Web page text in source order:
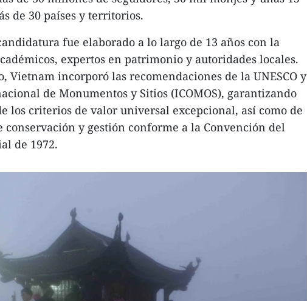
de 30 países y territorios.
fue elaborado a lo largo de 13 años con la
expertos en patrimonio y autoridades locales.
Vietnam incorporó las recomendaciones de la UNESCO y
de Monumentos y Sitios (ICOMOS), garantizando
los criterios de valor universal excepcional, así como de
conservación y gestión conforme a la Convención del
de 1972.